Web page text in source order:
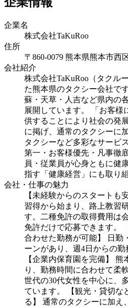
企業名
株式会社TaKuRoo
住所
〒860-0079 熊本県熊本市西
会社紹介
株式会社TaKuRoo（タクル
た熊本県のタクシー会社で
蘇・天草・人吉など県内の
展開しています。 「お客様
供することにより社会の発
に掲げ、通常のタクシーに
タクシーなど多彩なサービ
第一・お客様優先・凡事徹
員・従業員が心身ともに健
指す「健康経営」にも取り
会社・仕事の魅力
【未経験からのスタートも
習得から始まり、路上教習
す。二種免許の取得費用は
免許だけで応募できます。
合わせた勤務が可能】 日勤
ーンがあり、週4日からの勤
【企業内保育園を完備】
り、勤務時間に合わせて柔
世代の30代女性を中心に、
ています。 【観光・貸切な
る】 通常のタクシーに加え